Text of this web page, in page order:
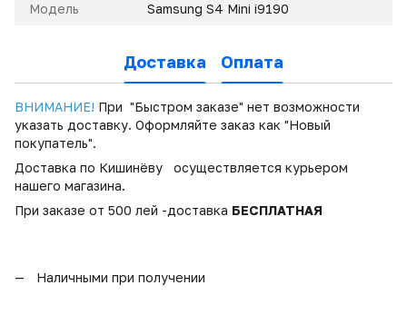
Модель Samsung S4 Mini i9190
Доставка Оплата
ВНИМАНИЕ! При "Быстром заказе" нет возможности
указать доставку. Оформляйте заказ как "Новый
покупатель".
Доставка по Кишинёву осуществляется курьером
нашего магазина.
При заказе от 500 лей -доставка БЕСПЛАТНАЯ
Наличными при получении